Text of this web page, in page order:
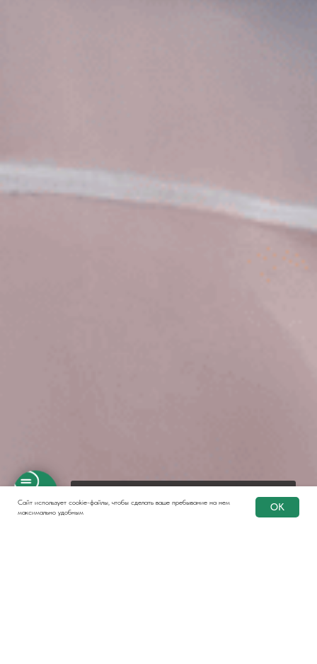
Сайт использует cookie-файлы, чтобы сделать ваше пребывание на нем
максимально удобным
OK